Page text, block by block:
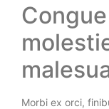
Morbi ex orci,